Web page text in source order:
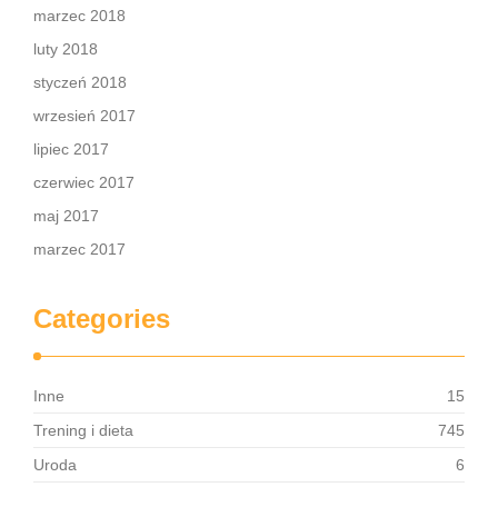
marzec 2018
luty 2018
styczeń 2018
wrzesień 2017
lipiec 2017
czerwiec 2017
maj 2017
marzec 2017
Categories
Inne
15
Trening i dieta
745
Uroda
6